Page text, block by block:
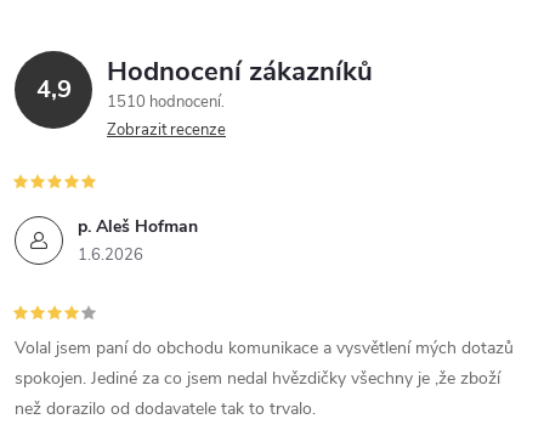
4,9 Hodnocení zákazníků
1510 hodnocení
Zobrazit recenze
p. Aleš Hofman
1.6.2026
Volal jsem paní do obchodu komunikace a vysvětlení mých dotazů
spokojen. Jediné za co jsem nedal hvězdičky všechny je ,že zboží
než dorazilo od dodavatele tak to trvalo.